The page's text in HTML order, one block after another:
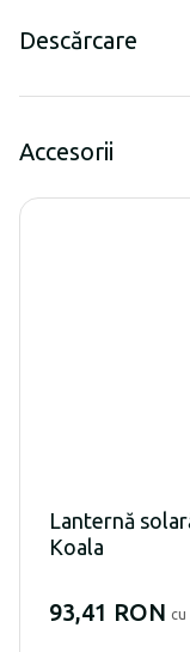
Descărcare
Accesorii
Lanternă
Koala
93,41 RON cu